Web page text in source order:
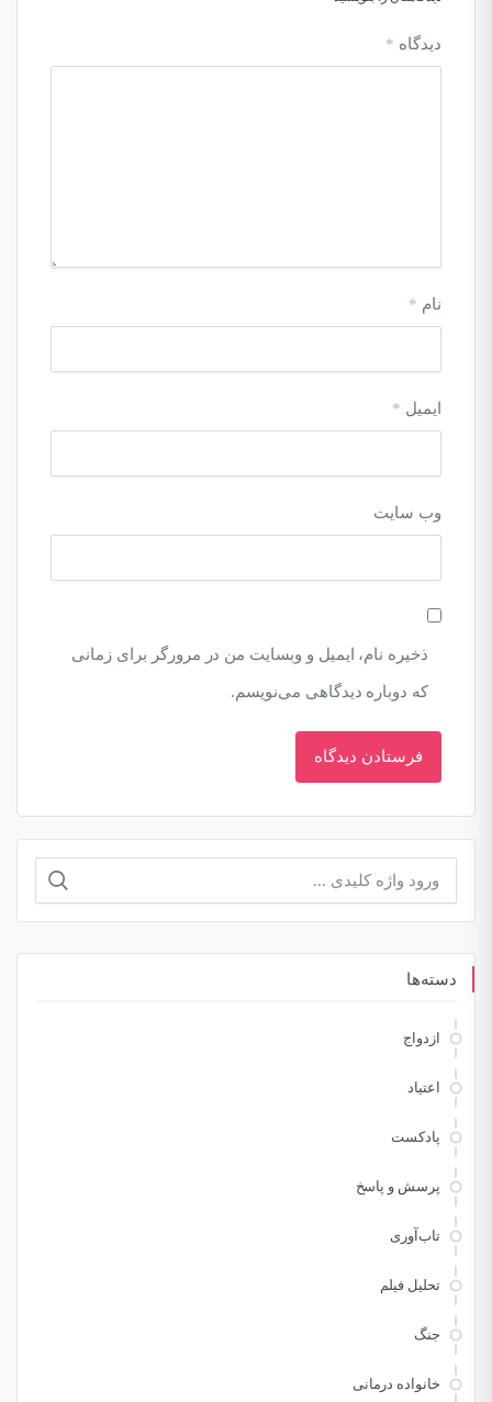
دیدگاه *
نام *
ایمیل *
وب‌ سایت
ذخیره نام، ایمیل و وبسایت من در مرورگر برای زمانی
که دوباره دیدگاهی می‌نویسم.
جستجو
دسته‌ها
ازدواج
اعتیاد
پادکست
پرسش و پاسخ
تاب‌آوری
تحلیل فیلم
جنگ
خانواده درمانی